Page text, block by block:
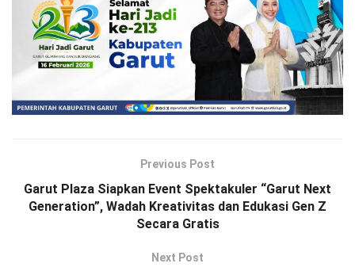
Previous Post
Garut Plaza Siapkan Event Spektakuler “Garut Next
Generation”, Wadah Kreativitas dan Edukasi Gen Z
Secara Gratis
Next Post